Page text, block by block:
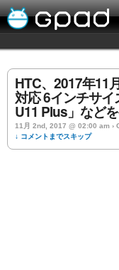
HTC、2017年11
対応 6インチサ
U11 Plus」など
11月 2nd, 2017 @ 02:00 am ›
↓ コメントまでスキップ